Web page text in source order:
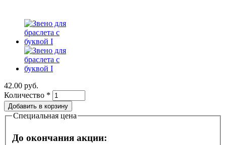
42.00 руб.
Количество *
Специальная цена
До окончания акции: